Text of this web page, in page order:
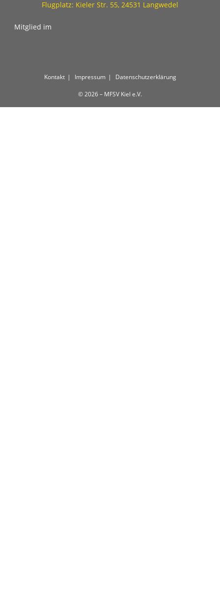
Flugplatz: Kieler Str. 55, 24531 Langwedel
Mitglied im
Kontakt Impressum Datenschutzerklärung
© 2026 – MFSV Kiel e.V.